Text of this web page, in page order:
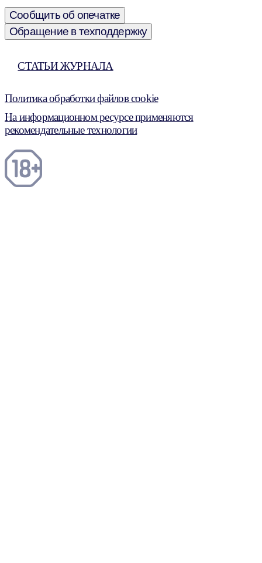
Сообщить об опечатке
Обращение в техподдержку
СТАТЬИ ЖУРНАЛА
Политика обработки файлов cookie
На информационном ресурсе применяются
рекомендательные технологии